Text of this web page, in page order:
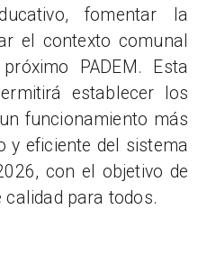
fomentar la
el contexto comunal
PADEM. Esta
establecer los
funcionamiento más
y eficiente del sistema
con el objetivo de
calidad para todos.